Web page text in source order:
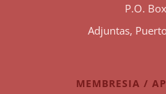
P.O.
Adjuntas,
MEMBRESIA /